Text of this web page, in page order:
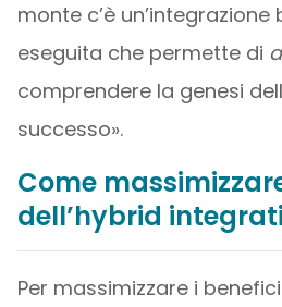
monte c’è
eseguita che permette di
comprendere la genesi
successo».
Come
dell’hybrid
Per massimizzare i